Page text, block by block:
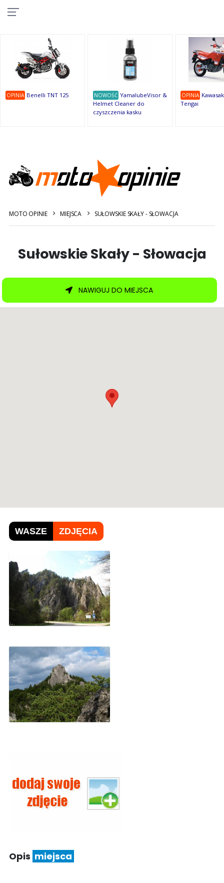
OSTATNIE
OPINIA Benelli TNT 125 NOWOŚĆ YamalubeVisor &
Helmet Cleaner do
czyszczenia kasku
OPINIA
Tengai
MOTO OPINIE MIEJSCA SUŁOWSKIE SKAŁY - SŁOWACJA
Sułowskie Skały - Słowacja
NAWIGUJ DO MIEJSCA
WASZE ZDJĘCIA
Opis miejsca